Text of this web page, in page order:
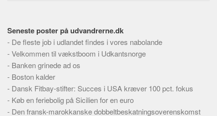
Hjælp
Seneste poster på udvandrerne.dk
- De fleste job i udlandet findes i vores nabolande
-Velkommen til vækstboom i Udkantsnorge
- Banken grinede ad os
- Boston kalder
- Dansk Fitbay-stifter: Succes i USA kræver 100 pct. fokus
- Køb en feriebolig på Sicilien for en euro
- Den fransk-marokkanske dobbeltbeskatningsoverenskomst